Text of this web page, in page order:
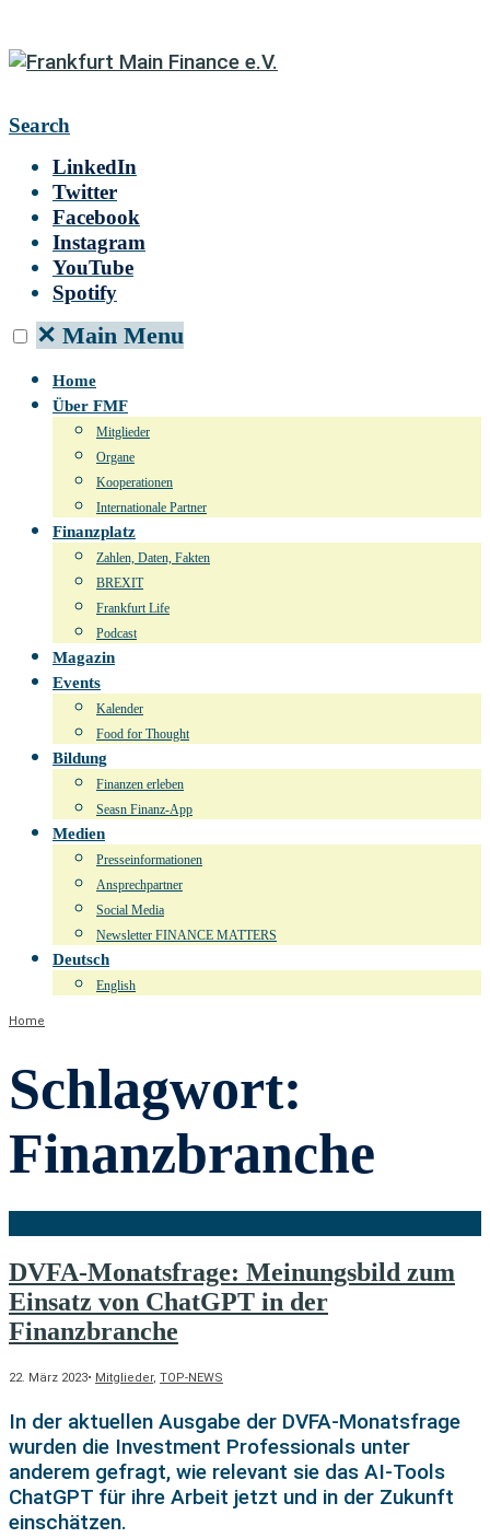
Search
LinkedIn
Twitter
Facebook
Instagram
YouTube
Spotify
✕ Main Menu
Home
Über FMF
Mitglieder
Organe
Kooperationen
Internationale Partner
Finanzplatz
Zahlen, Daten, Fakten
BREXIT
Frankfurt Life
Podcast
Magazin
Events
Kalender
Food for Thought
Bildung
Finanzen erleben
Seasn Finanz-App
Medien
Presseinformationen
Ansprechpartner
Social Media
Newsletter FINANCE MATTERS
Deutsch
English
Home
Schlagwort:
Finanzbranche
DVFA-Monatsfrage: Meinungsbild zum
Einsatz von ChatGPT in der
Finanzbranche
22. März 2023• Mitglieder, TOP-NEWS
In der aktuellen Ausgabe der DVFA-Monatsfrage
wurden die Investment Professionals unter
anderem gefragt, wie relevant sie das AI-Tools
ChatGPT für ihre Arbeit jetzt und in der Zukunft
einschätzen.